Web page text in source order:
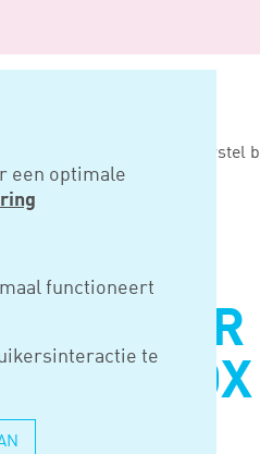
een optimale
functioneert
te
duidelijkheid over rechtsherstel
MEER
OVER